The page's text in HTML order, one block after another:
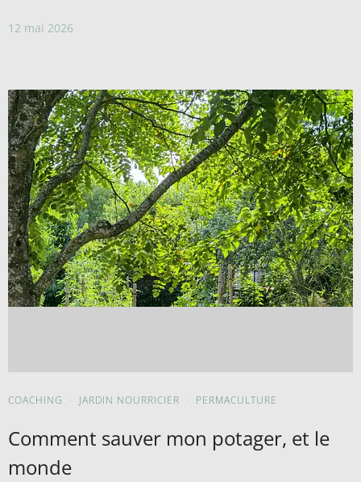
12 mai 2026
COACHING · JARDIN NOURRICIER · PERMACULTURE
Comment sauver mon potager, et le
monde